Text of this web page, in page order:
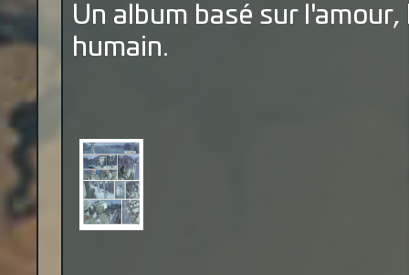
Un album basé sur
humain.